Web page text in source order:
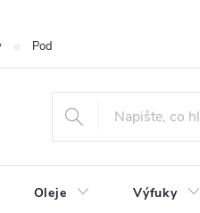
Podmínky ochrany osobních údajů
Oleje Výfuky